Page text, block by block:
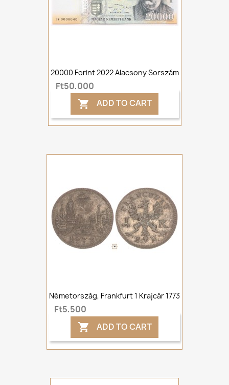
20000 Forint 2022 Alacsony Sorszám
Ft50,000
 ADD TO CART
Németország, Frankfurt 1 Krajcár 1773
Ft5,500
 ADD TO CART